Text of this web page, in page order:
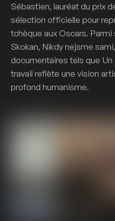
Sébastien, lauréat du prix
sélection officielle pour
tchèque aux Oscars.
Skokan, Nikdy nejsme
documentaires tels que Un
travail reflète une vision
profond humanisme.